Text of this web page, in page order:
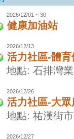
2026/12/01 ~ 30
健康加油站
2026/12/13
活力社區-體
地點: 石排灣
2026/12/26
活力社區-大眾
地點: 祐漢街
2026/12/27